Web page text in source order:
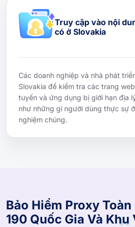
Truy cập vào nội
có ở Slovakia
Các doanh nghiệp và nhà phát
Slovakia để kiểm tra các trang
tuyến và ứng dụng bị giới hạn địa
như những gì người dùng thực sự
nghiệm chúng.
Bảo Hiểm Proxy Toàn
190 Quốc Gia Và Khu